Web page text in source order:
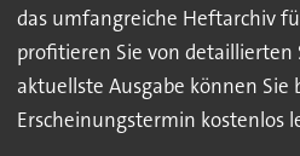
das umfangreiche Heftarchiv
profitieren Sie von detaillierten
aktuellste Ausgabe können Sie
Erscheinungstermin kostenlos